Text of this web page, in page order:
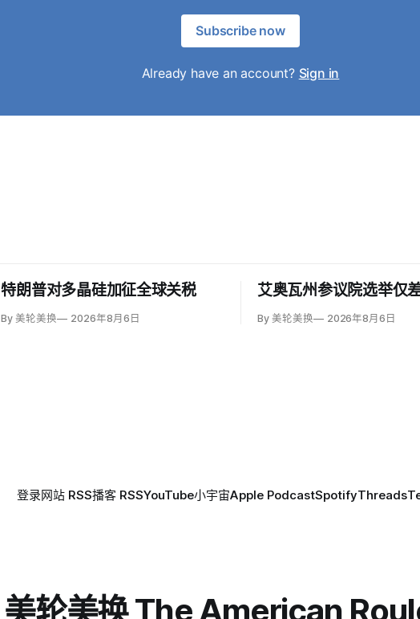
Subscribe now
Already have an account? Sign in
特朗普对多晶硅加征全球关税
By 美轮美换 2026年8月6日
艾奥瓦州参议院选举仅
By 美轮美换 2026年8月6日
登录网站 RSS播客 RSSYouTube小宇宙Apple PodcastSpotifyThreads
美轮美换 The American